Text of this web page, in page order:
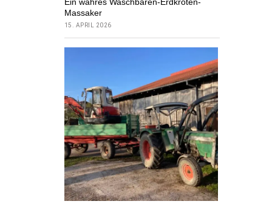
Massaker
15. APRIL 2026